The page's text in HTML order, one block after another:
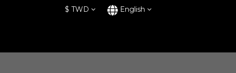
$ TWD English